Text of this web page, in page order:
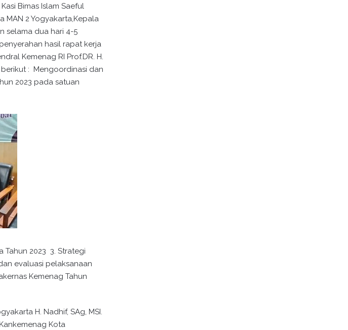
Kasi Bimas Islam Saeful
MAN 2 Yogyakarta,Kepala
selama dua hari 4-5
hasil rapat kerja
Kemenag RI Prof.DR. H.
berikut : Mengoordinasi dan
2023 pada satuan
Tahun 2023 3. Strategi
evaluasi pelaksanaan
Kemenag Tahun
H. Nadhif, SAg, MSI.
Kota